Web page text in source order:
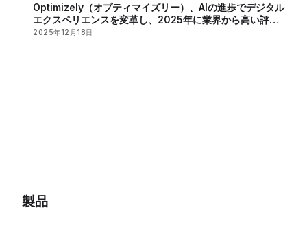
Optimizely（オプティマイズリー）、AIの進歩でデジタル
エクスペリエンスを変革し、2025年に業界から高い評価
を獲得
2025年12月18日
製品